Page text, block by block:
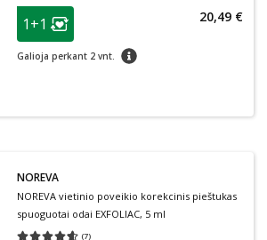
patarimas
Lojalumo klubo narių nuolaida
1+1
Galioja perkant 2 vnt. patarimas
20,49 €
NOREVA
NOREVA vietinio poveikio korekcinis pieštukas
spuoguotai odai EXFOLIAC, 5 ml
(7)